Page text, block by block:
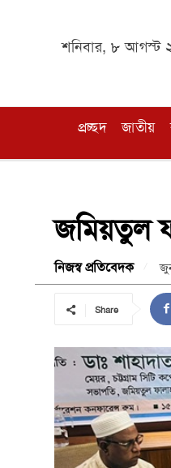
শনিবার, ৮ আগস্ট
প্রচ্ছদ জাতীয়
জমিয়তুল
নিজস্ব প্রতিবেদক
Share